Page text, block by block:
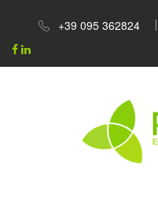
+39 095 362824